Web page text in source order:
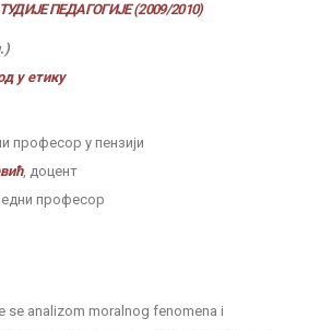
ПЕДАГОГИЈЕ (2009/2010)
у етику
професор у пензији
, доцент
професор
se analizom moralnog fenomena i